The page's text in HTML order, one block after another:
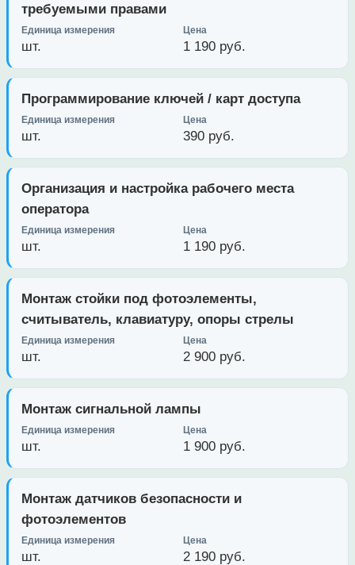
требуемыми правами
шт. 1 190 руб.
Программирование ключей / карт доступа
шт. 390 руб.
Организация и настройка рабочего места
оператора
шт. 1 190 руб.
Монтаж стойки под фотоэлементы,
считыватель, клавиатуру, опоры стрелы
шт. 2 900 руб.
Монтаж сигнальной лампы
шт. 1 900 руб.
Монтаж датчиков безопасности и
фотоэлементов
шт. 2 190 руб.